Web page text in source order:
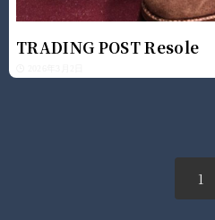
TRADING POST Resole
1